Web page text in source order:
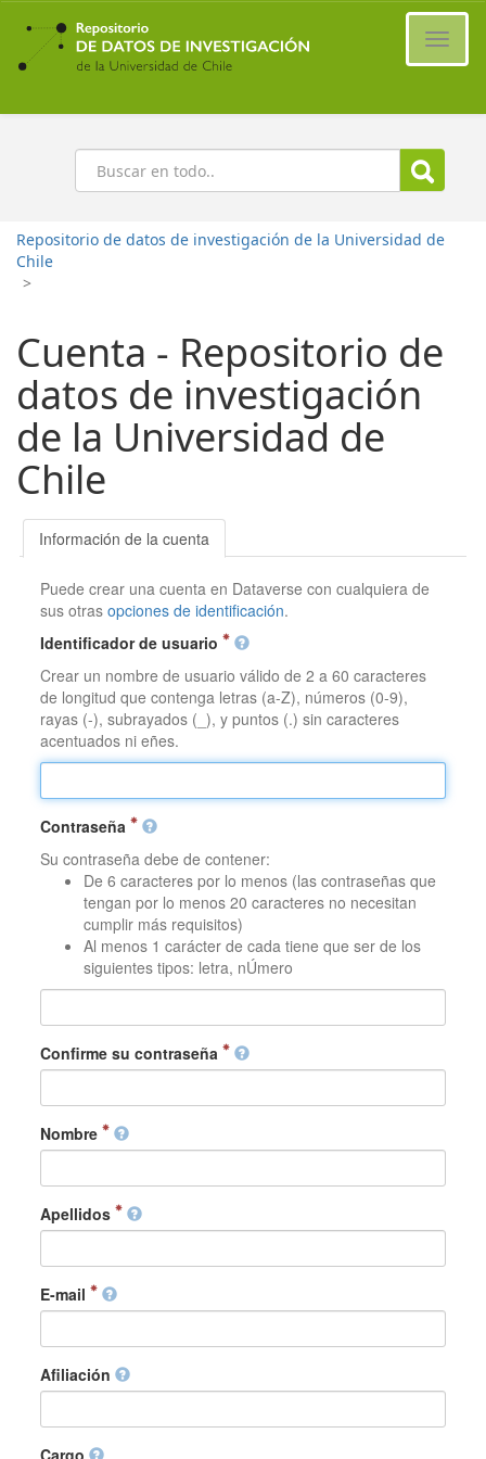
Ir
contenido
principal
Buscar
Repositorio de datos de investigación de la Universidad de
Chile
>
Cuenta - Repositorio de
datos de investigación
de la Universidad de
Chile
Información de la cuenta
Puede crear una cuenta en Dataverse con cualquiera de
sus otrasopciones de identificación.
Identificador de usuario
Crear un nombre de usuario válido de 2 a 60 caracteres
de longitud que contenga letras (a-Z), números (0-9),
rayas (-), subrayados (_), y puntos (.) sin caracteres
acentuados ni eñes.
Contraseña
Su contraseña debe de contener:
De 6 caracteres por lo menos (las contraseñas que
tengan por lo menos 20 caracteres no necesitan
cumplir más requisitos)
Al menos 1 carácter de cada tiene que ser de los
siguientes tipos: letra, nÚmero
Confirme su contraseña
Nombre
Apellidos
E-mail
Afiliación
Cargo